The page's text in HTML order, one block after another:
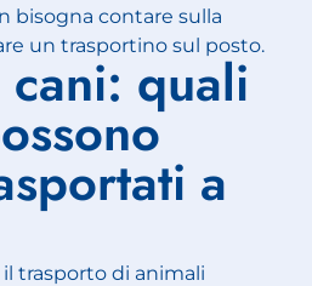
bisogna contare sulla
un trasportino sul posto.
quali
a
trasporto di animali